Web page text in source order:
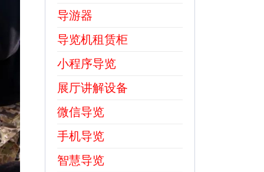
导游器
导览机租赁柜
小程序导览
展厅讲解设备
微信导览
手机导览
智慧导览